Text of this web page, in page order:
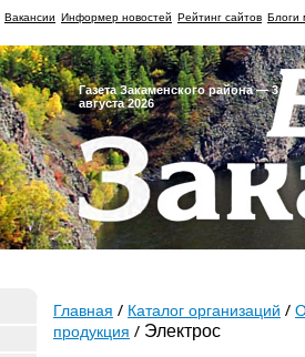
Вакансии Информер новостей Рейтинг сайтов Блоги
Газета Закаменского района — 3
августа 2026
Главная Каталог организаций
продукция
Электрос